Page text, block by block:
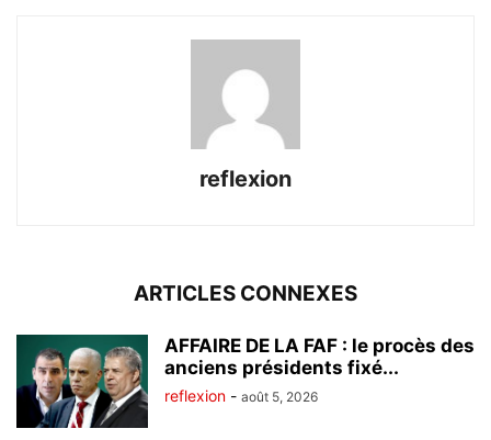
reflexion
ARTICLES CONNEXES
AFFAIRE DE LA FAF : le procès des
anciens présidents fixé...
reflexion - août 5, 2026